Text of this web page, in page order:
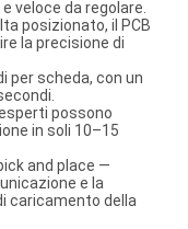
veloce da regolare.
posizionato, il PCB
la precisione di
per scheda, con un
possono
in soli 10–15
and place —
e la
caricamento della